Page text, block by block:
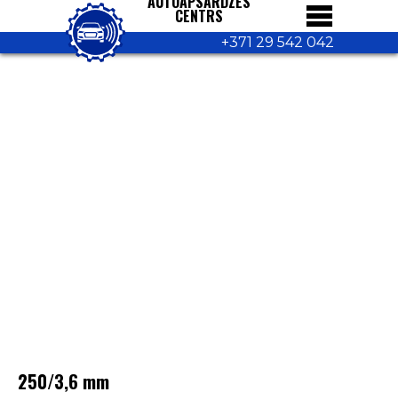
+371 29 542 042
CENTRS
250/3,6 mm